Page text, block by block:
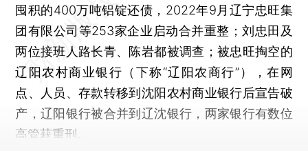
囤积的400万吨铝锭还债，2022年9月辽宁忠旺集
团有限公司等253家企业启动合并重整；刘忠田及
两位接班人路长青、陈岩都被调查；被忠旺掏空的
辽阳农村商业银行（下称“辽阳农商行”），在网
点、人员、存款转移到沈阳农村商业银行后宣告破
产，辽阳银行被合并到辽沈银行，两家银行有数位
高管获重刑。